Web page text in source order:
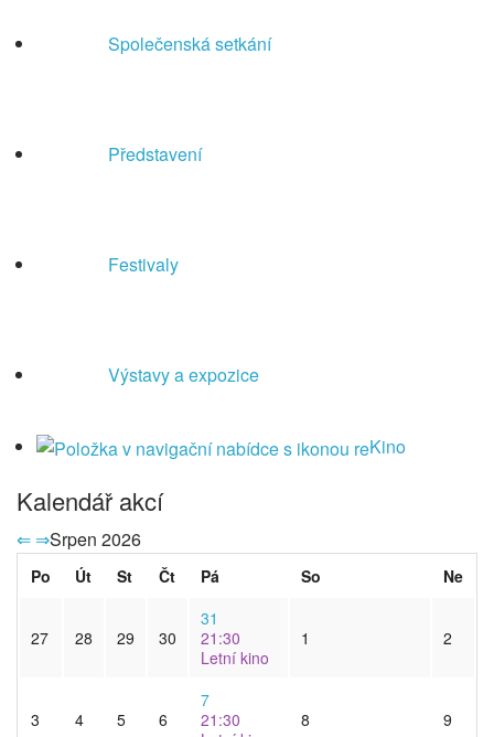
Společenská setkání
Představení
Festivaly
Výstavy a expozice
Kino
Kalendář akcí
⇐ ⇒Srpen 2026
Po Út St Čt Pá So Ne
27 28 29 30
31
21:30
Letní kino
1 2
3 4 5 6
7
21:30
8 9